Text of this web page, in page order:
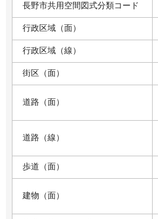
長野市共用空間図式分類コード
行政区域（面）
行政区域（線）
街区（面）
道路（面）
道路（線）
歩道（面）
建物（面）